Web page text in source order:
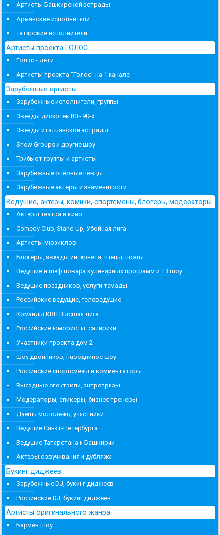
Артисты Башкирской эстрады
Армянские исполнители
Татарские исполнители
Артисты проекта ГОЛОС
Голос - дети
Артисты проекта "Голос" на 1 канале
Зарубежные артисты
Зарубежные исполнители, группы
Звезды дискотек 80 - 90-х
Звезды итальянской эстрады
Show Groups и другие шоу
Трибьют группы и артисты
Зарубежные оперные певцы
Зарубежные актеры и знаменитости
Ведущие, актеры, комики, спортсмены, блогеры, модераторы
Актеры театра и кино
Comedy Club, Stand Up, Убойная лига
Артисты мюзиклов
Блогеры, звезды интернета, чтецы, поэты
Ведущие и шеф повара кулинарных программ и ТВ шоу
Ведущие праздников, услуги тамады
Российские ведущие, телеведущие
Команды КВН Высшая лига
Российские юмористы, сатирики
Участники проекта дом 2
Шоу двойников, пародийное шоу
Российские спортсмены и комментаторы
Выездные спектакли, антрепризы
Модераторы, спикеры, бизнес тренеры
Даешь молодежь, участники
Ведущие Санкт-Петербурга
Ведущие Татарстана и Башкирии
Актеры озвучивания и дубляжа
Букинг диджеев
Зарубежные DJ, букинг диджеев
Российские DJ, букинг диджеев
Артисты оригинального жанра
Бармен шоу